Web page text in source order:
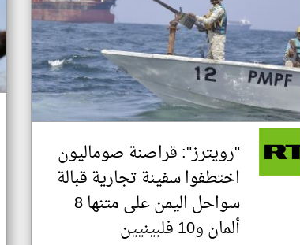
"رويترز": قراصنة صوماليون
اختطفوا سفينة تجارية قبالة
سواحل اليمن على متنها 8
ألمان و10 فلبينيين